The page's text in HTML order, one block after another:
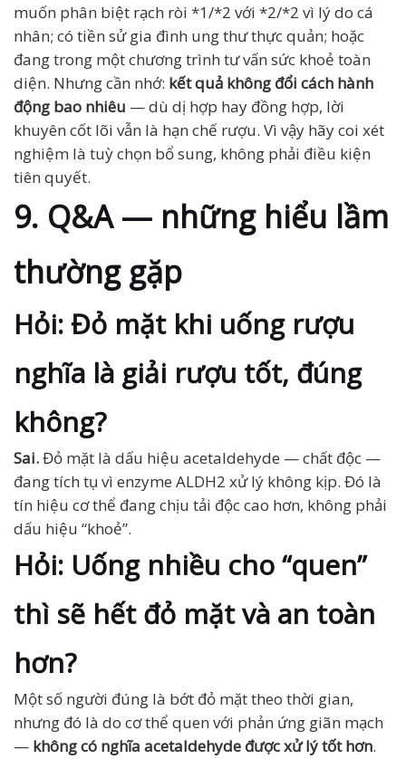
muốn phân biệt rạch ròi *1/*2 với *2/*2 vì lý do cá
nhân; có tiền sử gia đình ung thư thực quản; hoặc
đang trong một chương trình tư vấn sức khoẻ toàn
diện. Nhưng cần nhớ: kết quả không đổi cách hành
động bao nhiêu — dù dị hợp hay đồng hợp, lời
khuyên cốt lõi vẫn là hạn chế rượu. Vì vậy hãy coi xét
nghiệm là tuỳ chọn bổ sung, không phải điều kiện
tiên quyết.
9. Q&A — những hiểu lầm
thường gặp
Hỏi: Đỏ mặt khi uống rượu
nghĩa là giải rượu tốt, đúng
không?
Sai.Đỏ mặt là dấu hiệu acetaldehyde — chất độc —
đang tích tụ vì enzyme ALDH2 xử lý không kịp. Đó là
tín hiệu cơ thể đang chịu tải độc cao hơn, không phải
dấu hiệu “khoẻ”.
Hỏi: Uống nhiều cho “quen”
thì sẽ hết đỏ mặt và an toàn
hơn?
Một số người đúng là bớt đỏ mặt theo thời gian,
nhưng đó là do cơ thể quen với phản ứng giãn mạch
— không có nghĩa acetaldehyde được xử lý tốt hơn.